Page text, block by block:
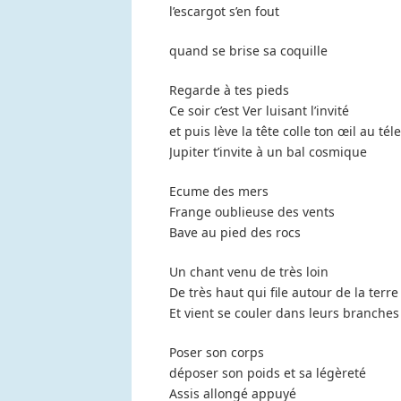
l’escargot s’en fout
quand se brise sa coquille
Regarde à tes pieds
Ce soir c’est Ver luisant l’invité
et puis lève la tête colle ton œil au
Jupiter t’invite à un bal cosmique
Ecume des mers
Frange oublieuse des vents
Bave au pied des rocs
Un chant venu de très loin
De très haut qui file autour de la terre
Et vient se couler dans leurs branches
Poser son corps
déposer son poids et sa légèreté
Assis allongé appuyé